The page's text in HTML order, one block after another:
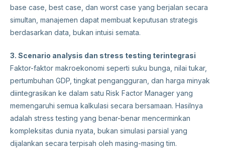
base case, best case, dan worst case yang berjalan secara
simultan, manajemen dapat membuat keputusan strategis
berdasarkan data, bukan intuisi semata.
3. Scenario analysis dan stress testing terintegrasi
Faktor-faktor makroekonomi seperti suku bunga, nilai tukar,
pertumbuhan GDP, tingkat pengangguran, dan harga minyak
diintegrasikan ke dalam satu Risk Factor Manager yang
memengaruhi semua kalkulasi secara bersamaan. Hasilnya
adalah stress testing yang benar-benar mencerminkan
kompleksitas dunia nyata, bukan simulasi parsial yang
dijalankan secara terpisah oleh masing-masing tim.